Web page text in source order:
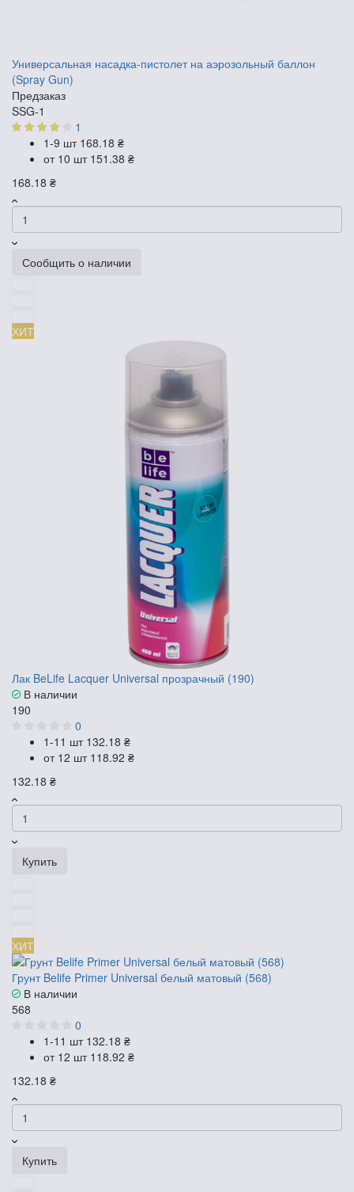
Универсальная насадка-пистолет на аэрозольный баллон
(Spray Gun)
Предзаказ
SSG-1
1
1-9 шт 168.18 ₴
от 10 шт 151.38 ₴
168.18 ₴
Сообщить о наличии
ХИТ
Лак BeLife Lacquer Universal прозрачный (190)
В наличии
190
0
1-11 шт 132.18 ₴
от 12 шт 118.92 ₴
132.18 ₴
Купить
ХИТ
Грунт Belife Primer Universal белый матовый (568)
В наличии
568
0
1-11 шт 132.18 ₴
от 12 шт 118.92 ₴
132.18 ₴
Купить